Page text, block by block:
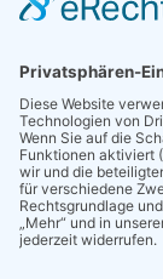
Annahme
Dienstag,